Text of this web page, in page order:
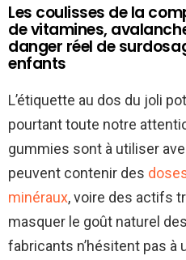
Les coulisses de la
de vitamines,
danger réel de
enfants
L’étiquette au dos du joli
pourtant toute notre
gummies sont à utiliser
peuvent contenir des
minéraux, voire des actifs
masquer le goût naturel
fabricants n’hésitent pas à